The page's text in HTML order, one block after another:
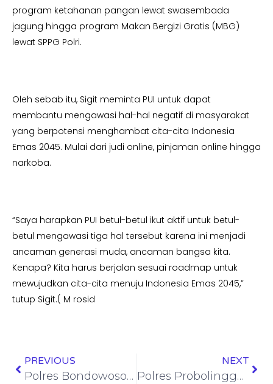
program ketahanan pangan lewat swasembada
jagung hingga program Makan Bergizi Gratis (MBG)
lewat SPPG Polri.
Oleh sebab itu, Sigit meminta PUI untuk dapat
membantu mengawasi hal-hal negatif di masyarakat
yang berpotensi menghambat cita-cita Indonesia
Emas 2045. Mulai dari judi online, pinjaman online hingga
narkoba.
“Saya harapkan PUI betul-betul ikut aktif untuk betul-
betul mengawasi tiga hal tersebut karena ini menjadi
ancaman generasi muda, ancaman bangsa kita.
Kenapa? Kita harus berjalan sesuai roadmap untuk
mewujudkan cita-cita menuju Indonesia Emas 2045,”
tutup Sigit.( M rosid
PREVIOUS
Polres Bondowoso Gelar Patroli Sahur Jaga Kekhusyukan Ramadan
NEXT
Polres Probolinggo Amankan 3 Tersangka Pencuri Koper Milik Wisatawan Asal Thailand di Gunung Bromo